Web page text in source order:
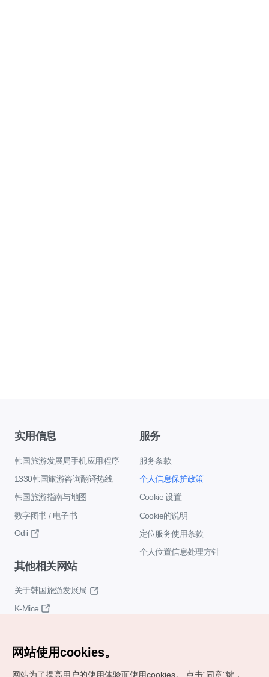
实用信息
韩国旅游发展局手机应用程序
1330韩国旅游咨询翻译热线
韩国旅游指南与地图
数字图书 / 电子书
Odii
服务
服务条款
个人信息保护政策
Cookie 设置
Cookie的说明
定位服务使用条款
个人位置信息处理方针
其他相关网站
关于韩国旅游发展局
K-Mice
网站使用cookies。
网站为了提高用户的使用体验而使用cookies。 点击“同意"键，